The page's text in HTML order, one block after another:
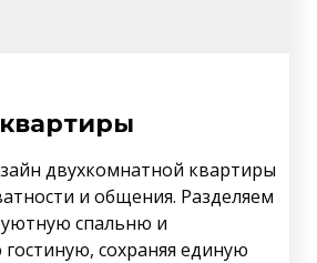
двухкомнатной квартиры
и общения. Разделяем
уютную спальню и
сохраняя единую